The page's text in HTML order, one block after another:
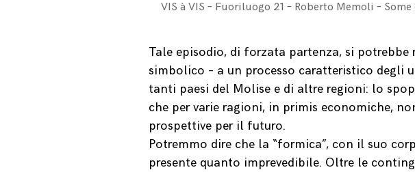
VIS à VIS – Fuoriluogo 21 – Roberto Memoli –
Tale episodio, di forzata partenza, si
simbolico – a un processo caratteristico
tanti paesi del Molise e di altre regioni: lo
che per varie ragioni, in primis economiche,
prospettive per il futuro.
Potremmo dire che la “formica”, con il suo
presente quanto imprevedibile. Oltre le